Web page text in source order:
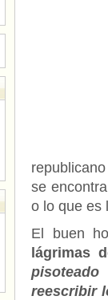
se
o lo que es
El buen
lágrimas
reescribir